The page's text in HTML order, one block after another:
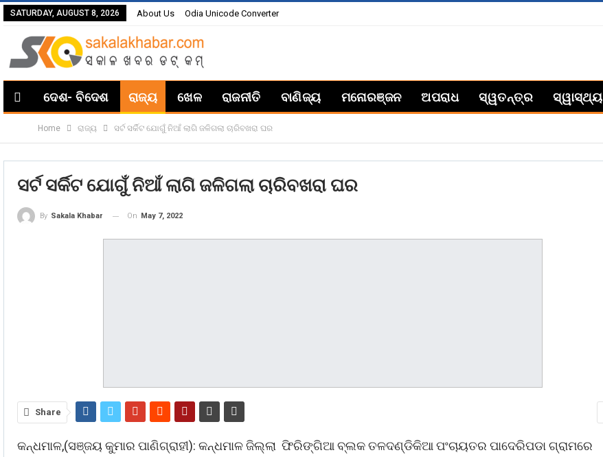
SATURDAY, AUGUST 8, 2026 About Us Odia Unicode Converter
ଦେଶ- ବିଦେଶ ରାଜ୍ୟ ଖେଳ ରାଜନୀତି ବାଣିଜ୍ୟ ମନୋରଞ୍ଜନ ଅପରାଧ ସ୍ୱତନ୍ତ୍ର ସ୍ୱାସ୍ଥ୍ୟ
Home ରାଜ୍ୟ ସର୍ଟ ସର୍କିଟ ଯୋଗୁଁ ନିଆଁ ଲାଗି ଜଳିଗଲା ଚାରିବଖରା ଘର
ସର୍ଟ ସର୍କିଟ ଯୋଗୁଁ ନିଆଁ ଲାଗି ଜଳିଗଲା ଚାରିବଖରା ଘର
By Sakala Khabar On May 7, 2022
Share
କନ୍ଧମାଳ,(ସଞ୍ଜୟ କୁମାର ପାଣିଗ୍ରାହୀ): କନ୍ଧମାଳ ଜିଲ୍ଲା ଫିରିଙ୍ଗିଆ ବ୍ଲକ ତଳଦଣ୍ଡିକିଆ ପଂଚାୟତର ପାଦେରିପଡା ଗ୍ରାମରେ